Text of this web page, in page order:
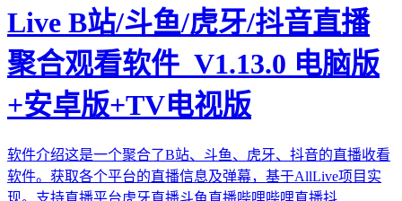
Live B站/斗鱼/虎牙/抖音直播
聚合观看软件_V1.13.0 电脑版
+安卓版+TV电视版
软件介绍这是一个聚合了B站、斗鱼、虎牙、抖音的直播收看
软件。获取各个平台的直播信息及弹幕，基于AllLive项目实
现。支持直播平台虎牙直播斗鱼直播哔哩哔哩直播抖...